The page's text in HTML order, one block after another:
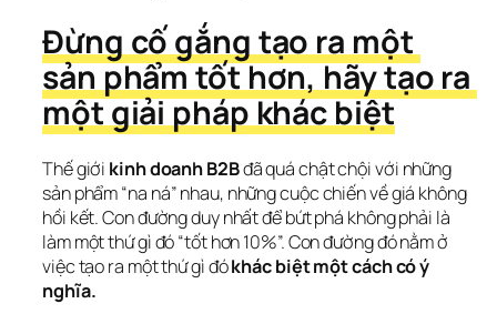
Đừng cố gắng tạo ra một
sản phẩm tốt hơn, hãy tạo ra
một giải pháp khác biệt
Thế giới kinh doanh B2B đã quá chật chội với những
sản phẩm “na ná” nhau, những cuộc chiến về giá không
hồi kết. Con đường duy nhất để bứt phá không phải là
làm một thứ gì đó “tốt hơn 10%”. Con đường đó nằm ở
việc tạo ra một thứ gì đó khác biệt một cách có ý
nghĩa.